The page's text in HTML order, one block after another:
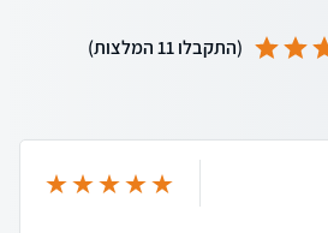
(התקבלו 11 המלצות)